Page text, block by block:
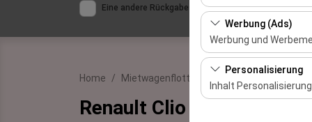
Diese Cookies
meistbesuchte Seiten,
und die
Werbung (Ads)
Werbung und
Diese Cookies
und die Wirksamkeit
Personalisierung
Inhalt Personalisierung
Eine andere Rückgabestation auswählen
Home Mietwagenflotte Renault Clio 5
Renault Clio 5 Automatic